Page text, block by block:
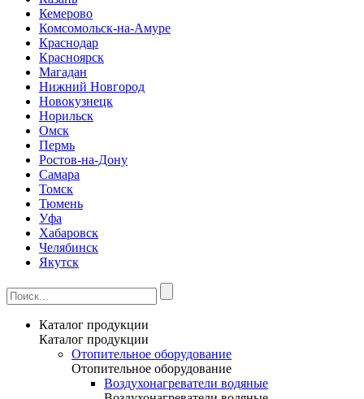
Кемерово
Комсомольск-на-Амуре
Краснодар
Красноярск
Магадан
Нижний Новгород
Новокузнецк
Норильск
Омск
Пермь
Ростов-на-Дону
Самара
Томск
Тюмень
Уфа
Хабаровск
Челябинск
Якутск
Каталог продукции
Каталог продукции
Отопительное оборудование
Отопительное оборудование
Воздухонагреватели водяные